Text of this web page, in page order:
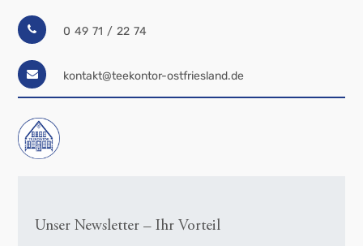
0 49 71 / 22 74
kontakt@teekontor-ostfriesland.de
Unser Newsletter – Ihr Vorteil